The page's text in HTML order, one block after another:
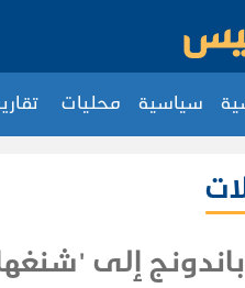
سياسية محليات
إلى